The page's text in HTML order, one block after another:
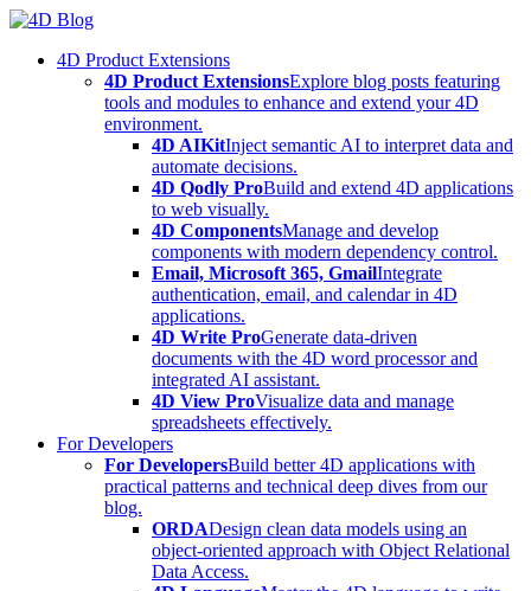
Skip
content4D Product Extensions
4D Product ExtensionsExplore blog posts featuring
tools and modules to enhance and extend your 4D
environment.
4D AIKitInject semantic AI to interpret data and
automate decisions.
4D Qodly ProBuild and extend 4D applications
to web visually.
4D ComponentsManage and develop
components with modern dependency control.
Email, Microsoft 365, GmailIntegrate
authentication, email, and calendar in 4D
applications.
4D Write ProGenerate data-driven
documents with the 4D word processor and
integrated AI assistant.
4D View ProVisualize data and manage
spreadsheets effectively.
For Developers
For DevelopersBuild better 4D applications with
practical patterns and technical deep dives from our
blog.
ORDADesign clean data models using an
object-oriented approach with Object Relational
Data Access.